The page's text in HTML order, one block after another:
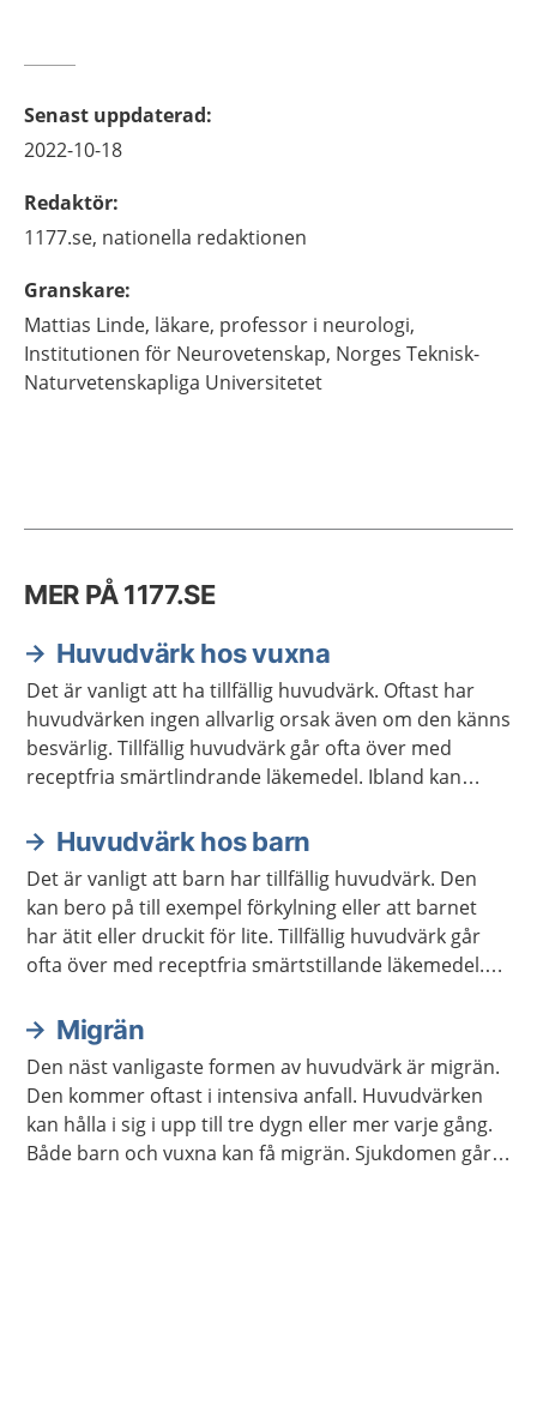
Senast uppdaterad:
2022-10-18
Redaktör:
1177.se, nationella redaktionen
Granskare:
Mattias Linde, läkare, professor i neurologi,
Institutionen för Neurovetenskap, Norges Teknisk-
Naturvetenskapliga Universitetet
MER PÅ 1177.SE
Huvudvärk hos vuxna
Det är vanligt att ha tillfällig huvudvärk. Oftast har
huvudvärken ingen allvarlig orsak även om den känns
besvärlig. Tillfällig huvudvärk går ofta över med
receptfria smärtlindrande läkemedel. Ibland kan
Huvudvärk hos barn
Det är vanligt att barn har tillfällig huvudvärk. Den
kan bero på till exempel förkylning eller att barnet
har ätit eller druckit för lite. Tillfällig huvudvärk går
ofta över med receptfria smärtstillande läkemedel.
Migrän
Den näst vanligaste formen av huvudvärk är migrän.
Den kommer oftast i intensiva anfall. Huvudvärken
kan hålla i sig i upp till tre dygn eller mer varje gång.
Både barn och vuxna kan få migrän. Sjukdomen går